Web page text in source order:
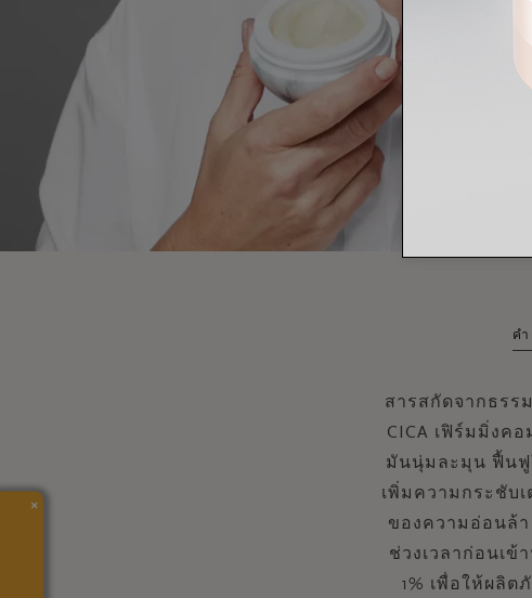
ค
สารสกัดจากธรร
CICA เฟิร์มมิ่งค
มันนุ่มละมุน ฟื้นฟู
เพิ่มความกระชับ
ของความอ่อนล้า
ช่วงเวลาก่อนเข้
1% เพื่อให้ผลิ
×